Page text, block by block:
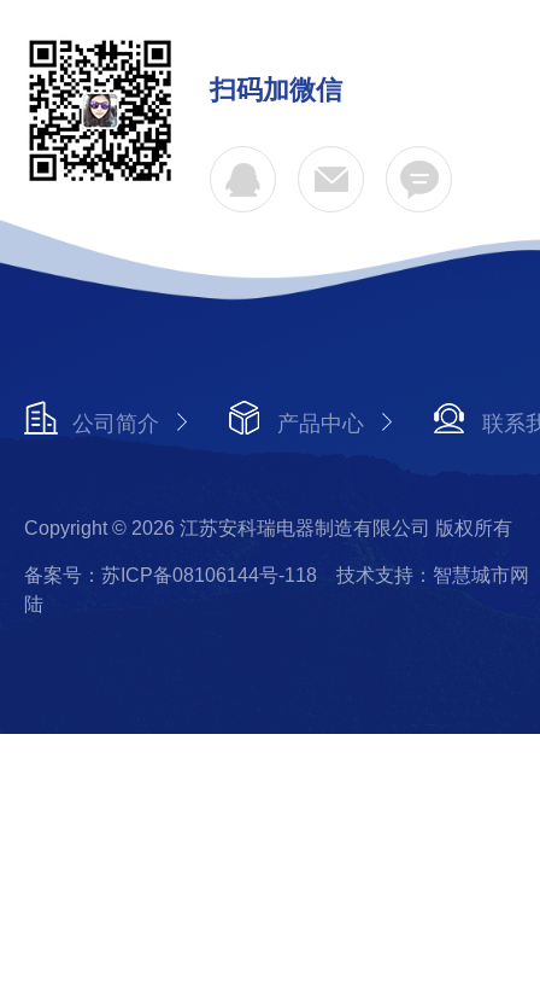
扫码加微信
公司简介 产品中心 联系
Copyright © 2026 江苏安科瑞电器制造有限公司 版权所有
备案号：苏ICP备08106144号-118
技术支持：智慧城市网
陆